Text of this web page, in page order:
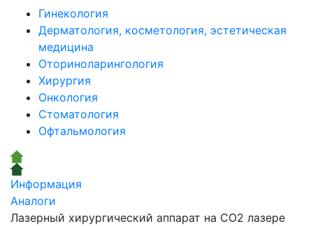
Гинекология
Дерматология, косметология, эстетическая
медицина
Оториноларингология
Хирургия
Онкология
Стоматология
Офтальмология
Информация
Аналоги
Лазерный хирургический аппарат на СО2 лазере